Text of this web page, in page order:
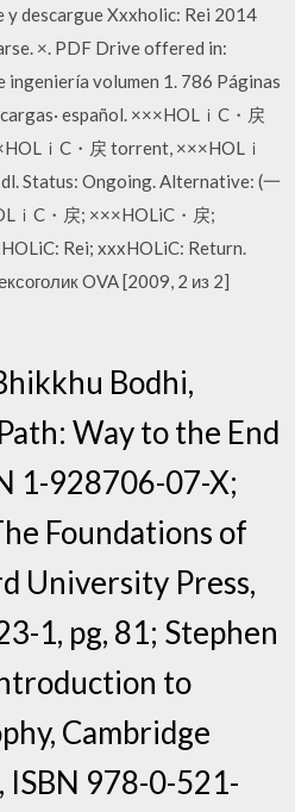
y descargue Xxxholic: Rei 2014
×. PDF Drive offered in:
ingeniería volumen 1. 786 Páginas
español. ×××HOLｉC・戻
ｉC・戻 torrent, ×××HOLｉ
Status: Ongoing. Alternative: (一
ｉC・戻; ×××HOLiC・戻;
Rei; xxxHOLiC: Return.
OVA [2009, 2 из 2]
Bodhi,
Way to the End
1-928706-07-X;
Foundations of
University Press,
1, pg, 81; Stephen
to
Cambridge
978-0-521-